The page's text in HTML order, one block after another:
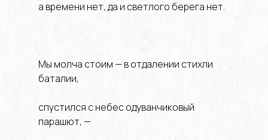
а времени нет, да и светлого берега нет.
Мы молча стоим — в отдалении стихли
баталии,
спустился с небес одуванчиковый
парашют, —